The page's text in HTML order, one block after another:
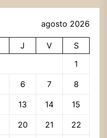
agosto 2026
J V
S
1
6 7 8
13 14 15
20 21 22